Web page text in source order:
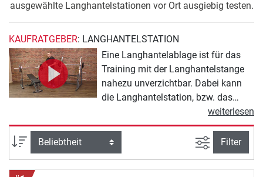
ausgewählte Langhantelstationen vor Ort ausgiebig testen.
KAUFRATGEBER: LANGHANTELSTATION
Eine Langhantelablage ist für das
Training mit der Langhantelstange
nahezu unverzichtbar. Dabei kann
die Langhantelstation, bzw. das
Hantelrack bei vielen verschiedenen
Übungen eingesetzt werden. Zum
Beispiel als sichere Ablage beim
Bankdrücken, um zu Hause effektiv
die Brustmuskulatur zu stärken.
weiterlesen
Sortierung Ansicht
Filter